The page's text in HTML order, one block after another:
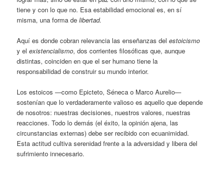
tiene y con lo que no. Esa estabilidad emocional es, en sí
misma, una forma delibertad.
Aquí es donde cobran relevancia las enseñanzas delestoicismo
y elexistencialismo, dos corrientes filosóficas que, aunque
distintas, coinciden en que el ser humano tiene la
responsabilidad de construir su mundo interior.
Los estoicos —como Epicteto, Séneca o Marco Aurelio—
sostenían que lo verdaderamente valioso es aquello que depende
de nosotros: nuestras decisiones, nuestros valores, nuestras
reacciones. Todo lo demás (el éxito, la opinión ajena, las
circunstancias externas) debe ser recibido con ecuanimidad.
Esta actitud cultiva serenidad frente a la adversidad y libera del
sufrimiento innecesario.